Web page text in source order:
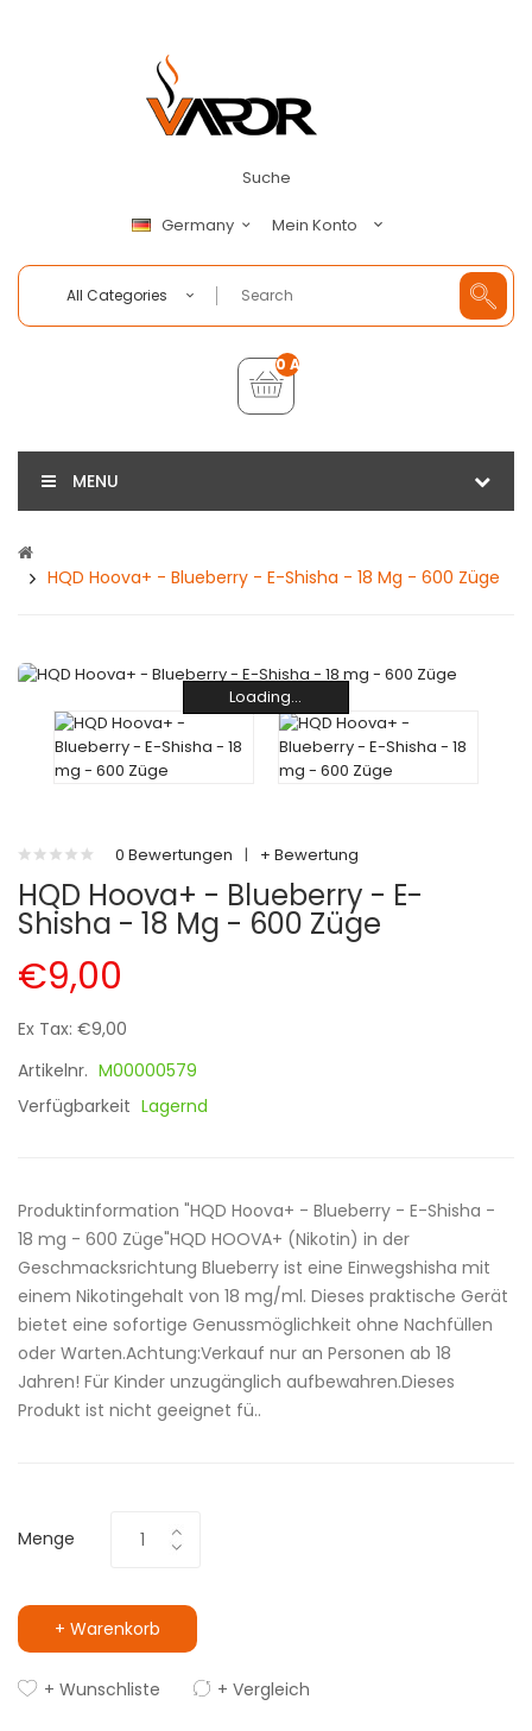
Suche
Germany Mein Konto
All Categories
0 Artikel - €0,00
MENU
HQD Hoova+ - Blueberry - E-Shisha - 18 Mg - 600 Züge
Loading...
Loading...
Loading...
Loading...
Loading...
Loading...
Loading...
Loading...
Loading...
Loading...
0 Bewertungen | + Bewertung
HQD Hoova+ - Blueberry - E-
Shisha - 18 Mg - 600 Züge
€9,00
Ex Tax: €9,00
Artikelnr. M00000579
Verfügbarkeit Lagernd
Produktinformation "HQD Hoova+ - Blueberry - E-Shisha -
18 mg - 600 Züge"HQD HOOVA+ (Nikotin) in der
Geschmacksrichtung Blueberry ist eine Einwegshisha mit
einem Nikotingehalt von 18 mg/ml. Dieses praktische Gerät
bietet eine sofortige Genussmöglichkeit ohne Nachfüllen
oder Warten.Achtung:Verkauf nur an Personen ab 18
Jahren! Für Kinder unzugänglich aufbewahren.Dieses
Produkt ist nicht geeignet fü..
Menge
+ Warenkorb
+ Wunschliste + Vergleich